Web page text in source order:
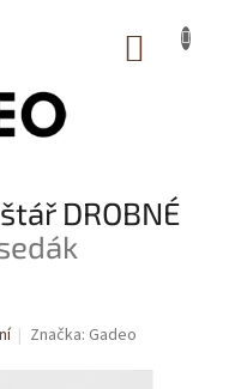
DROBNÉ
Značka: Gadeo